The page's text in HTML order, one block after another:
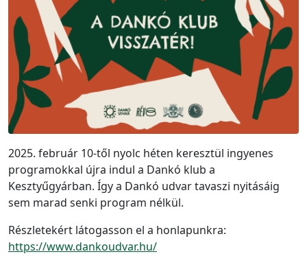
2025. február 10-től nyolc héten keresztül ingyenes
programokkal újra indul a Dankó klub a
Kesztyűgyárban. Így a Dankó udvar tavaszi nyitásáig
sem marad senki program nélkül.
Részletekért látogasson el a honlapunkra:
https://www.dankoudvar.hu/